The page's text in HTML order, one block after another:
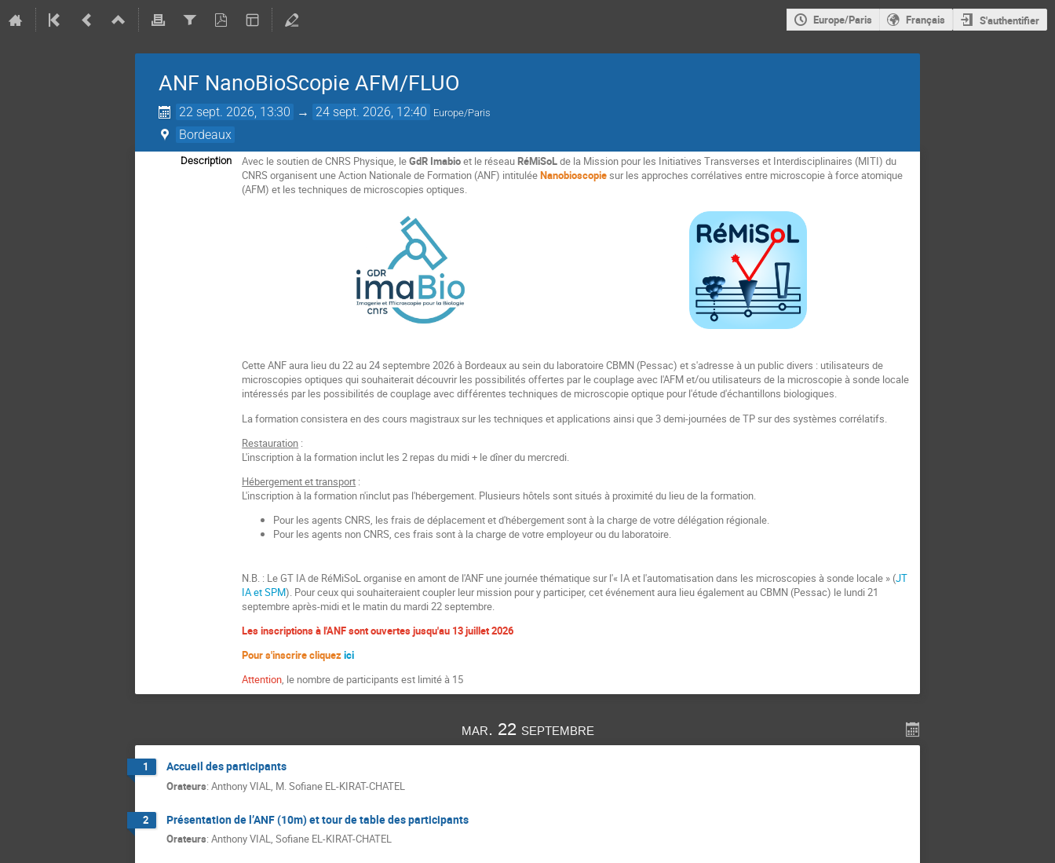
Europe/Paris Français S'authentifier
ANF NanoBioScopie AFM/FLUO
22 sept. 2026, 13:30 → 24 sept. 2026, 12:40 Europe/Paris
Bordeaux
Description Avec le soutien de CNRS Physique, leGdR Imabioet le réseauRéMiSoLde la Mission pour les Initiatives Transverses et Interdisciplinaires (MITI) du
CNRS organisent une Action Nationale de Formation (ANF) intituléeNanobioscopiesur les approches corrélatives entre microscopie à force atomique
(AFM) et les techniques de microscopies optiques.
Cette ANF aura lieu du 22 au 24 septembre 2026 à Bordeaux au sein du laboratoire CBMN (Pessac) et s'adresse à un public divers : utilisateurs de
microscopies optiques qui souhaiterait découvrir les possibilités offertes par le couplage avec l'AFM et/ou utilisateurs de la microscopie à sonde locale
intéressés par les possibilités de couplage avec différentes techniques de microscopie optique pour l'étude d'échantillons biologiques.
La formation consistera en des cours magistraux sur les techniques et applications ainsi que 3 demi-journées de TP sur des systèmes corrélatifs.
Restauration :
L'inscription à la formation inclut les 2 repas du midi + le dîner du mercredi.
Hébergement et transport :
L'inscription à la formation n'inclut pas l'hébergement. Plusieurs hôtels sont situés à proximité du lieu de la formation.
Pour les agents CNRS, les frais de déplacement et d'hébergement sont à la charge de votre délégation régionale.
Pour les agents non CNRS, ces frais sont à la charge de votre employeur ou du laboratoire.
N.B. : Le GT IA de RéMiSoL organise en amont de l'ANF une journée thématique sur l'« IA et l'automatisation dans les microscopies à sonde locale » (JT
IA et SPM). Pour ceux qui souhaiteraient coupler leur mission pour y participer, cet événement aura lieu également au CBMN (Pessac) le lundi 21
septembre après-midi et le matin du mardi 22 septembre.
Les inscriptions à l'ANF sont ouvertes jusqu'au 13 juillet 2026
Pour s'inscrire cliquezici
Attention, le nombre de participants est limité à 15
mar. 22 septembre
1 Accueil des participants
Orateurs: Anthony VIAL, M.Sofiane EL-KIRAT-CHATEL
2 Présentation de l’ANF (10m) et tour de table des participants
Orateurs: Anthony VIAL, Sofiane EL-KIRAT-CHATEL